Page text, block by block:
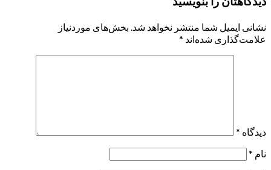
نشانی ایمیل شما منتشر نخواهد شد. بخش‌های موردنیاز
علامت‌گذاری شده‌اند *
دیدگاه *
نام *